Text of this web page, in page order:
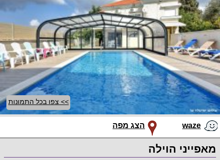
>> צפו בכל התמונות
waze הצג מפה
מאפייני הוילה